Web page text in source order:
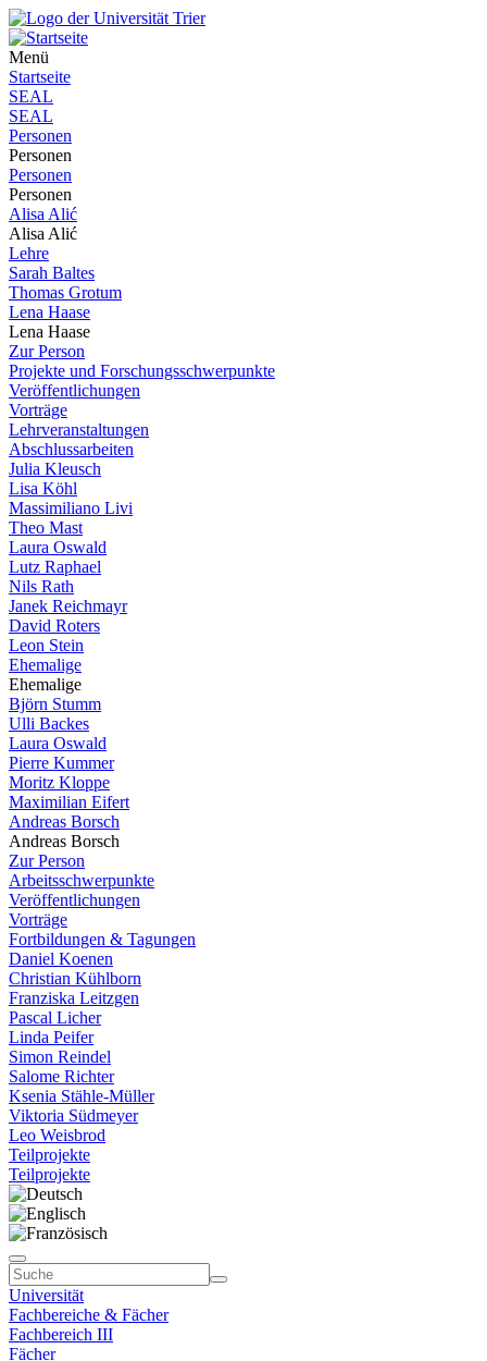
Menü
Startseite
SEAL
SEAL
Personen
Personen
Personen
Personen
Alisa Alić
Alisa Alić
Lehre
Sarah Baltes
Thomas Grotum
Lena Haase
Lena Haase
Zur Person
Projekte und Forschungsschwerpunkte
Veröffentlichungen
Vorträge
Lehrveranstaltungen
Abschlussarbeiten
Julia Kleusch
Lisa Köhl
Massimiliano Livi
Theo Mast
Laura Oswald
Lutz Raphael
Nils Rath
Janek Reichmayr
David Roters
Leon Stein
Ehemalige
Ehemalige
Björn Stumm
Ulli Backes
Laura Oswald
Pierre Kummer
Moritz Kloppe
Maximilian Eifert
Andreas Borsch
Andreas Borsch
Zur Person
Arbeitsschwerpunkte
Veröffentlichungen
Vorträge
Fortbildungen & Tagungen
Daniel Koenen
Christian Kühlborn
Franziska Leitzgen
Pascal Licher
Linda Peifer
Simon Reindel
Salome Richter
Ksenia Stähle-Müller
Viktoria Südmeyer
Leo Weisbrod
Teilprojekte
Teilprojekte
Universität
Fachbereiche & Fächer
Fachbereich III
Fächer